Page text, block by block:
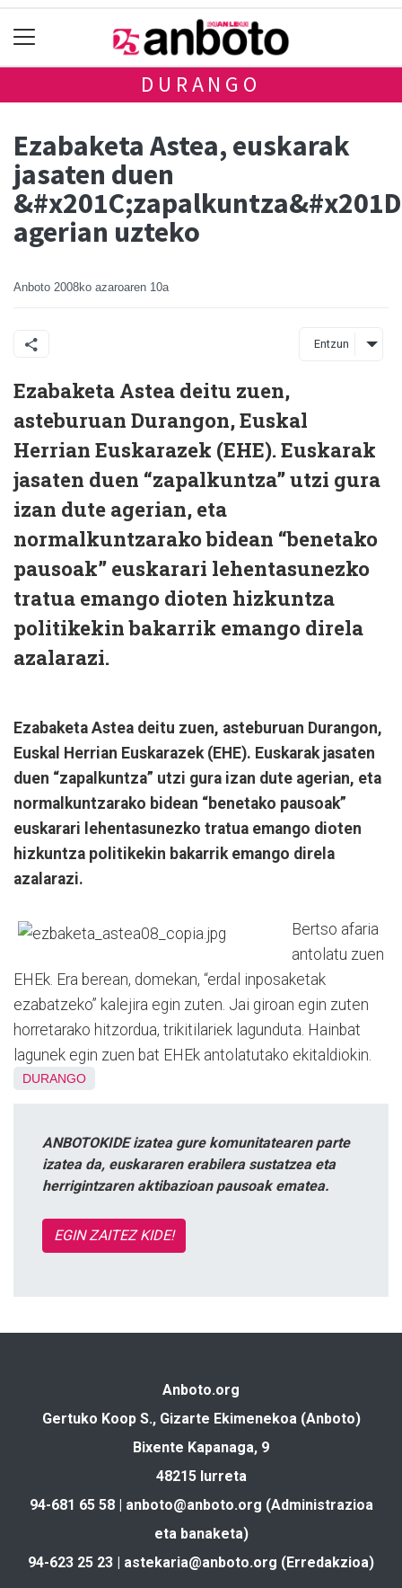
DURANGO
Ezabaketa Astea, euskarak
jasaten duen
agerian uzteko
Anboto 2008ko azaroaren 10a
Entzun
Ezabaketa Astea deitu zuen,
asteburuan Durangon, Euskal
Herrian Euskarazek (EHE). Euskarak
jasaten duen “zapalkuntza” utzi gura
izan dute agerian, eta
normalkuntzarako bidean “benetako
pausoak” euskarari lehentasunezko
tratua emango dioten hizkuntza
politikekin bakarrik emango direla
azalarazi.
Ezabaketa Astea deitu zuen, asteburuan Durangon,
Euskal Herrian Euskarazek (EHE). Euskarak jasaten
duen “zapalkuntza” utzi gura izan dute agerian, eta
normalkuntzarako bidean “benetako pausoak”
euskarari lehentasunezko tratua emango dioten
hizkuntza politikekin bakarrik emango direla
azalarazi.
Bertso afaria
antolatu zuen
EHEk. Era berean, domekan, “erdal inposaketak
ezabatzeko” kalejira egin zuten. Jai giroan egin zuten
horretarako hitzordua, trikitilariek lagunduta. Hainbat
lagunek egin zuen bat EHEk antolatutako ekitaldiokin.
DURANGO
ANBOTOKIDE izatea gure komunitatearen parte
izatea da, euskararen erabilera sustatzea eta
herrigintzaren aktibazioan pausoak ematea.
EGIN ZAITEZ KIDE!
Anboto.org
Gertuko Koop S., Gizarte Ekimenekoa (Anboto)
Bixente Kapanaga, 9
48215 Iurreta
94-681 65 58 | anboto@anboto.org (Administrazioa
eta banaketa)
94-623 25 23 | astekaria@anboto.org (Erredakzioa)